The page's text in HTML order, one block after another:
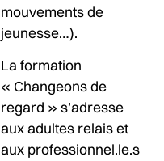
mouvements de
jeunesse…).
La formation
« Changeons de
regard » s’adresse
aux adultes relais et
aux professionnel.le.s